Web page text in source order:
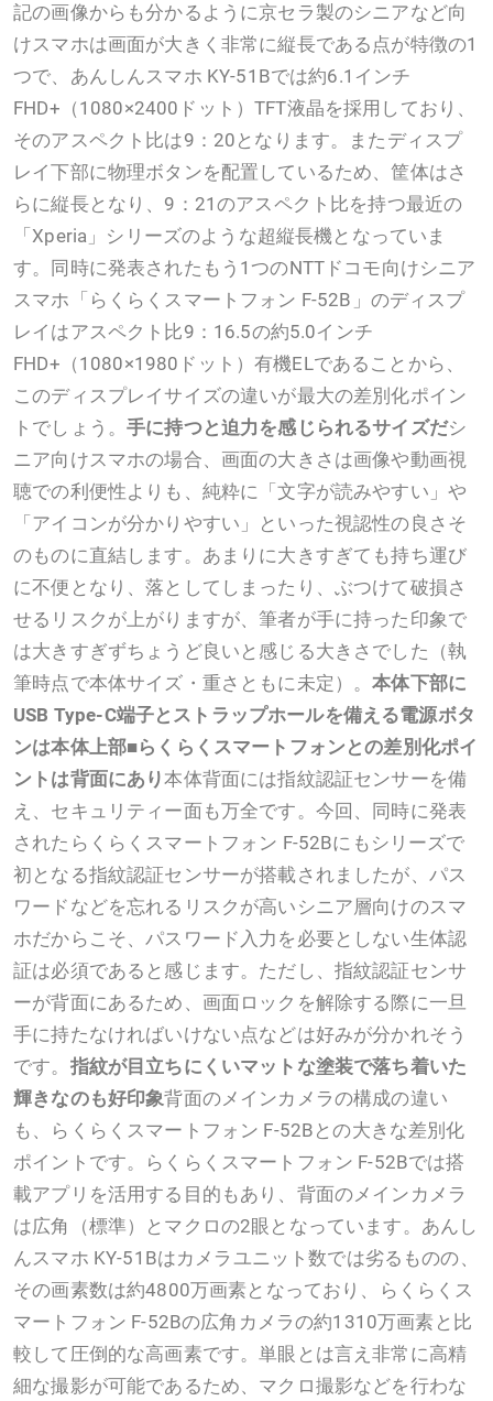
記の画像からも分かるように京セラ製のシニアなど向
けスマホは画面が大きく非常に縦長である点が特徴の1
つで、あんしんスマホ KY-51Bでは約6.1インチ
FHD+（1080×2400ドット）TFT液晶を採用しており、
そのアスペクト比は9：20となります。またディスプ
レイ下部に物理ボタンを配置しているため、筐体はさ
らに縦長となり、9：21のアスペクト比を持つ最近の
「Xperia」シリーズのような超縦長機となっていま
す。同時に発表されたもう1つのNTTドコモ向けシニア
スマホ「らくらくスマートフォン F-52B」のディスプ
レイはアスペクト比9：16.5の約5.0インチ
FHD+（1080×1980ドット）有機ELであることから、
このディスプレイサイズの違いが最大の差別化ポイン
トでしょう。手に持つと迫力を感じられるサイズだシ
ニア向けスマホの場合、画面の大きさは画像や動画視
聴での利便性よりも、純粋に「文字が読みやすい」や
「アイコンが分かりやすい」といった視認性の良さそ
のものに直結します。あまりに大きすぎても持ち運び
に不便となり、落としてしまったり、ぶつけて破損さ
せるリスクが上がりますが、筆者が手に持った印象で
は大きすぎずちょうど良いと感じる大きさでした（執
筆時点で本体サイズ・重さともに未定）。本体下部に
USB Type-C端子とストラップホールを備える電源ボタ
ンは本体上部■らくらくスマートフォンとの差別化ポイ
ントは背面にあり本体背面には指紋認証センサーを備
え、セキュリティー面も万全です。今回、同時に発表
されたらくらくスマートフォン F-52Bにもシリーズで
初となる指紋認証センサーが搭載されましたが、パス
ワードなどを忘れるリスクが高いシニア層向けのスマ
ホだからこそ、パスワード入力を必要としない生体認
証は必須であると感じます。ただし、指紋認証センサ
ーが背面にあるため、画面ロックを解除する際に一旦
手に持たなければいけない点などは好みが分かれそう
です。 指紋が目立ちにくいマットな塗装で落ち着いた
輝きなのも好印象背面のメインカメラの構成の違い
も、らくらくスマートフォン F-52Bとの大きな差別化
ポイントです。らくらくスマートフォン F-52Bでは搭
載アプリを活用する目的もあり、背面のメインカメラ
は広角（標準）とマクロの2眼となっています。あんし
んスマホ KY-51Bはカメラユニット数では劣るものの、
その画素数は約4800万画素となっており、らくらくス
マートフォン F-52Bの広角カメラの約1310万画素と比
較して圧倒的な高画素です。単眼とは言え非常に高精
細な撮影が可能であるため、マクロ撮影などを行わな